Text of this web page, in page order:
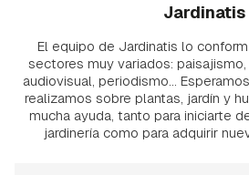
Jardinatis
El equipo de Jardinatis lo
sectores muy variados:
audiovisual, periodismo...
realizamos sobre plantas, jardín y
mucha ayuda, tanto para iniciarte
jardinería como para adquirir